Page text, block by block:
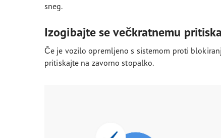
sneg.
Izogibajte se večkratnemu
Če je vozilo opremljeno s sistemom proti
pritiskajte na zavorno stopalko.